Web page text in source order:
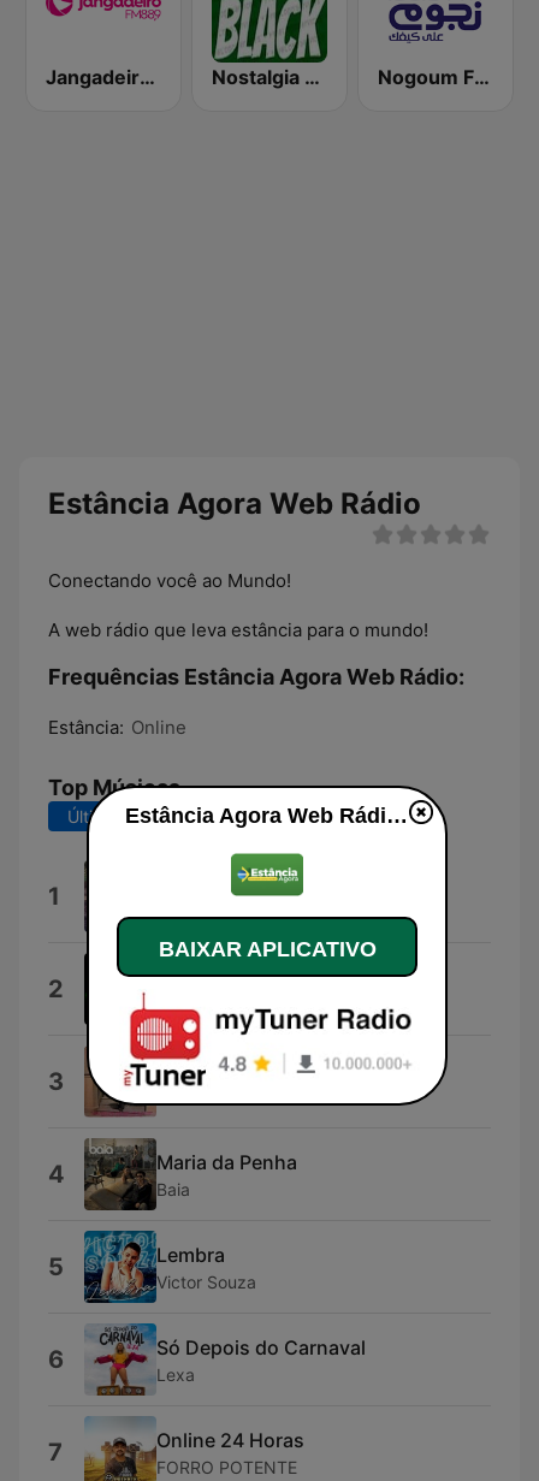
Jangadeiro FM 88.9 Nostalgia Black Nogoum FM 100.6 (نجوم فم)
Estância Agora Web Rádio
Conectando você ao Mundo!
A web rádio que leva estância para o mundo!
Frequências Estância Agora Web Rádio:
Estância: Online
Top Músicas
Últimos 7 dias Últimos 30 dias
1 Hino Dos Aposentados
2 Vai!
Artista Desconhecido
3 Ovo de codorna
4 Maria da Penha
Baia
5 Lembra
Victor Souza
6 Só Depois do Carnaval
Lexa
7 Online 24 Horas
FORRO POTENTE
Estância Agora Web Rádio ao vivo
BAIXAR APLICATIVO